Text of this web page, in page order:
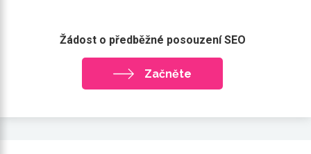
Žádost o předběžné posouzení SEO
Začněte